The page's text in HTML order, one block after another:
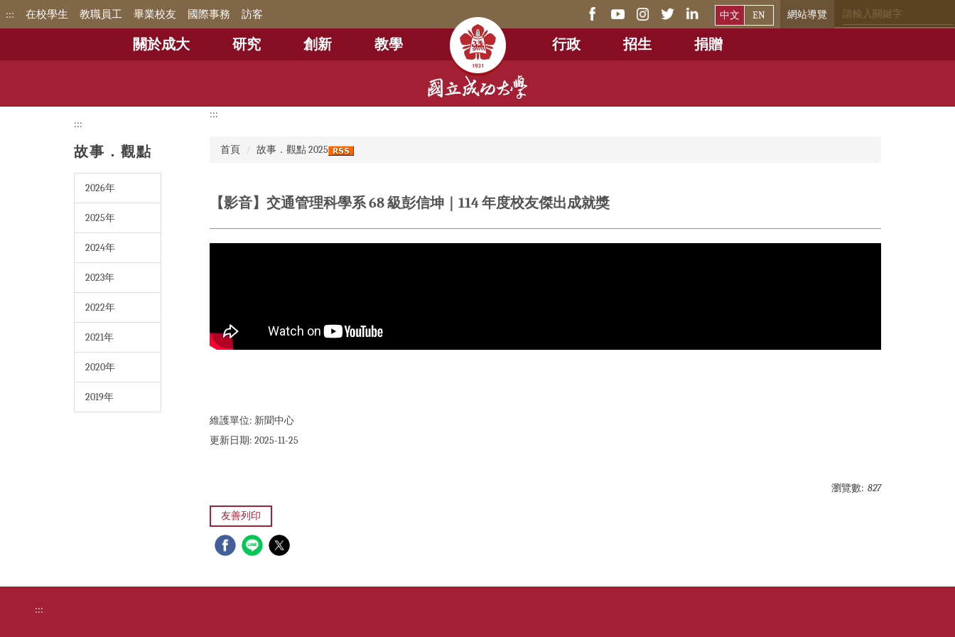
跳
::: 在校學生 教職員工 畢業校友 國際事務 訪客 網站導覽
關於成大 研究 創新 教學 行政 招生 捐贈
中文 EN
:::
故事．觀點
2026年
2025年
2024年
2023年
2022年
2021年
2020年
2019年
:::
首頁 故事．觀點 2025
【影音】交通管理科學系 68 級彭信坤｜114 年度校友傑出成就獎
維護單位: 新聞中心
更新日期:2025-11-25
瀏覽數: 827
友善列印
:::